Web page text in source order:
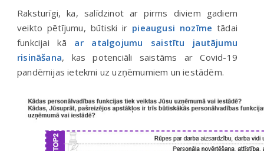
Raksturīgi, ka, salīdzinot ar pirms diviem gadiem
veikto pētījumu, būtiski ir pieaugusi nozīme tādai
funkcijai kā ar atalgojumu saistītu jautājumu
risināšana, kas potenciāli saistāms ar Covid-19
pandēmijas ietekmi uz uzņēmumiem un iestādēm.